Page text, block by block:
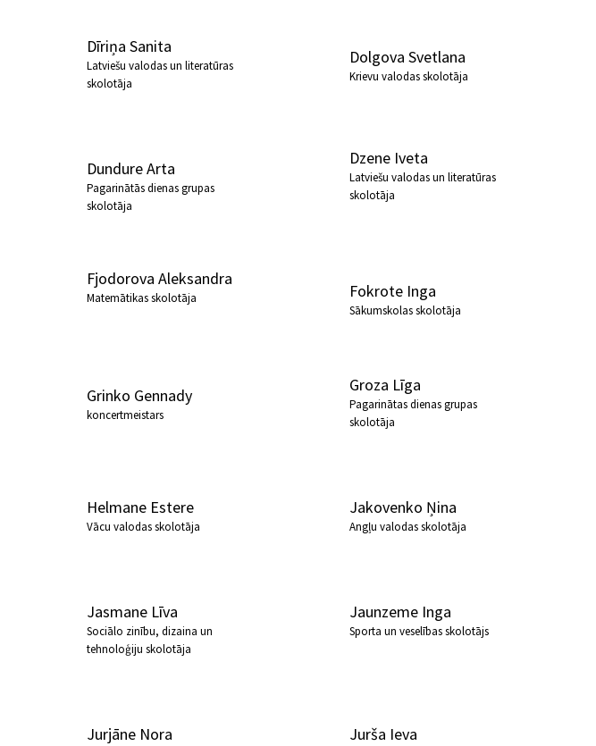
Dīriņa Sanita
Latviešu valodas un literatūras
skolotāja
Dolgova Svetlana
Krievu valodas skolotāja
Dundure Arta
Pagarinātās dienas grupas
skolotāja
Dzene Iveta
Latviešu valodas un literatūras
skolotāja
Fjodorova Aleksandra
Matemātikas skolotāja Fokrote Inga
Sākumskolas skolotāja
Grinko Gennady
koncertmeistars
Groza Līga
Pagarinātas dienas grupas
skolotāja
Helmane Estere
Vācu valodas skolotāja
Jakovenko Ņina
Angļu valodas skolotāja
Jasmane Līva
Sociālo zinību, dizaina un
tehnoloģiju skolotāja
Jaunzeme Inga
Sporta un veselības skolotājs
Jurjāne Nora Jurša Ieva